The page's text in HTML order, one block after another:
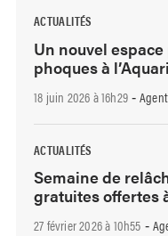
ACTUALITÉS
Un nouvel
phoques à
18 juin 2026 à 16h29 -
ACTUALITÉS
Semaine de
gratuites offertes
27 février 2026 à 10h55 -